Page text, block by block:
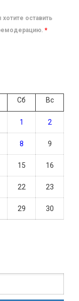
оставить
*
Сб Вс
1 2
8 9
15 16
22 23
29 30